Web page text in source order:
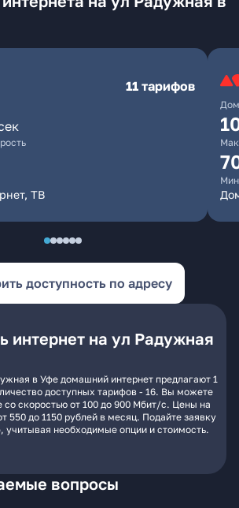
11 тарифов
ТВ
доступность по адресу
интернет на ул Радужная
в Уфе домашний интернет предлагают 1
доступных тарифов - 16. Вы можете
со скоростью от 100 до 900 Мбит/с. Цены на
550 до 1150 рублей в месяц. Подайте заявку
учитывая необходимые опции и стоимость.
вопросы